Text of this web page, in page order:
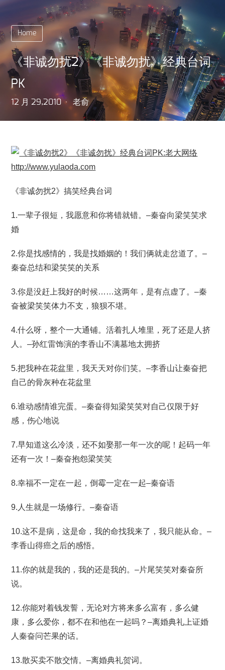
Home
《非诚勿扰2》《非诚勿扰》经典台词
PK
12 月 29,2010 老俞
《非诚勿扰2》搞笑经典台词
1.一辈子很短，我愿意和你将错就错。–秦奋向梁笑笑求
婚
2.你是找感情的，我是找婚姻的！我们俩就走岔道了。–
秦奋总结和梁笑笑的关系
3.你是没赶上我好的时候……这两年，是有点虚了。–秦
奋被梁笑笑体力不支，狼狈不堪。
4.什么呀，整个一大通铺。活着扎人堆里，死了还是人挤
人。–孙红雷饰演的李香山不满墓地太拥挤
5.把我种在花盆里，我天天对你们笑。–李香山让秦奋把
自己的骨灰种在花盆里
6.谁动感情谁完蛋。–秦奋得知梁笑笑对自己仅限于好
感，伤心地说
7.早知道这么冷淡，还不如娶那一年一次的呢！起码一年
还有一次！–秦奋抱怨梁笑笑
8.幸福不一定在一起，倒霉一定在一起–秦奋语
9.人生就是一场修行。–秦奋语
10.这不是病，这是命，我的命找我来了，我只能从命。–
李香山得癌之后的感悟。
11.你的就是我的，我的还是我的。–片尾笑笑对秦奋所
说。
12.你能对着钱发誓，无论对方将来多么富有，多么健
康，多么爱你，都不在和他在一起吗？–离婚典礼上证婚
人秦奋问芒果的话。
13.散买卖不散交情。–离婚典礼贺词。